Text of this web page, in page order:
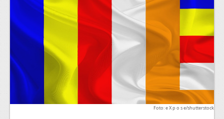
Foto: e X p o s e/shutterstock